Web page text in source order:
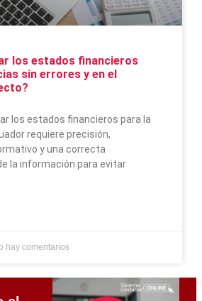
los estados financieros
sin errores y en el
los estados financieros para la
requiere precisión,
y una correcta
la información para evitar
hay comentarios